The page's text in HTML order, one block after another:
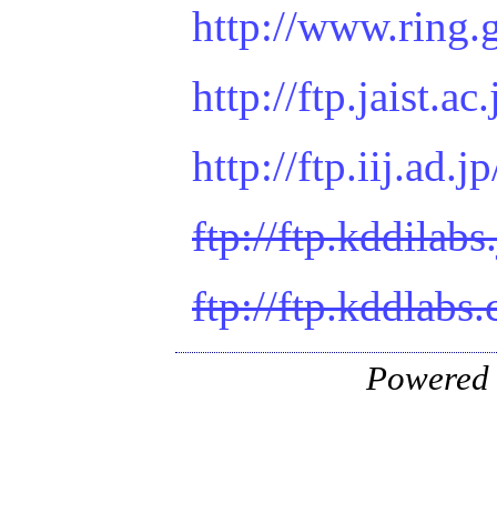
http://
http://
http://
ftp://
ftp://